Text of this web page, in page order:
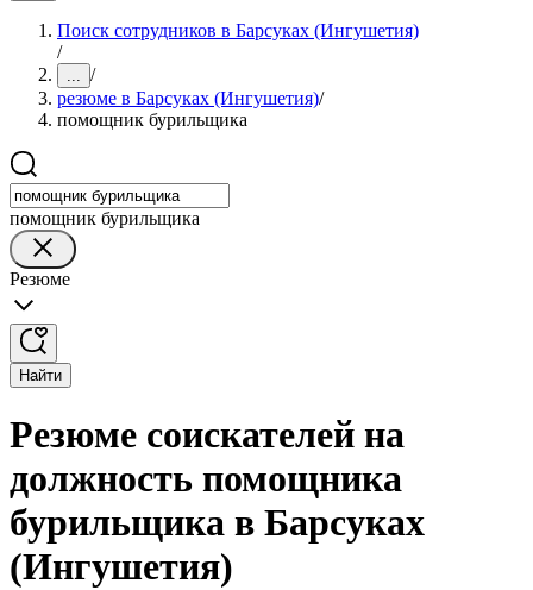
Поиск сотрудников в Барсуках (Ингушетия)
/
... /
резюме в Барсуках (Ингушетия)/
помощник бурильщика
помощник бурильщика
Резюме
Найти
Резюме соискателей на
должность помощника
бурильщика в Барсуках
(Ингушетия)